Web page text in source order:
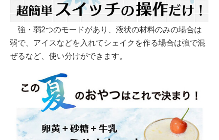
強・弱2つのモードがあり、液状の材料のみの場合は
弱で、アイスなどを入れてシェイクを作る場合は強で混
ぜるなど、使い分けができます。